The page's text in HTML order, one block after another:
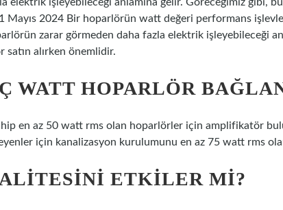
Mayıs 2024 Bir hoparlörün watt değeri performans
zarar görmeden daha fazla elektrik işleyebileceği
alırken önemlidir.
WATT HOPARLÖR
en az 50 watt rms olan hoparlörler için amplifikatör
için kanalizasyon kurulumunu en az 75 watt rms
ETKILER MI?